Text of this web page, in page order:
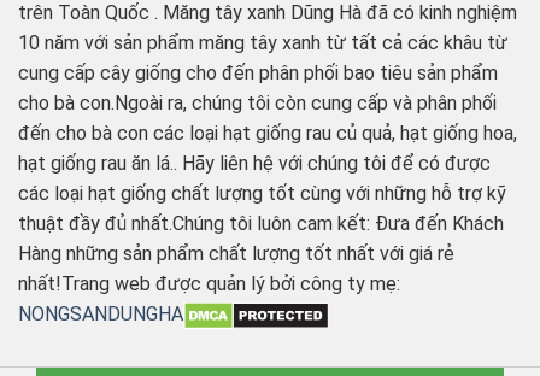
trên Toàn Quốc . Măng tây xanh Dũng Hà đã có kinh nghiệm
10 năm với sản phẩm măng tây xanh từ tất cả các khâu từ
cung cấp cây giống cho đến phân phối bao tiêu sản phẩm
cho bà con.Ngoài ra, chúng tôi còn cung cấp và phân phối
đến cho bà con các loại hạt giống rau củ quả, hạt giống hoa,
hạt giống rau ăn lá.. Hãy liên hệ với chúng tôi để có được
các loại hạt giống chất lượng tốt cùng với những hỗ trợ kỹ
thuật đầy đủ nhất.Chúng tôi luôn cam kết: Đưa đến Khách
Hàng những sản phẩm chất lượng tốt nhất với giá rẻ
nhất!Trang web được quản lý bởi công ty mẹ:
NONGSANDUNGHA